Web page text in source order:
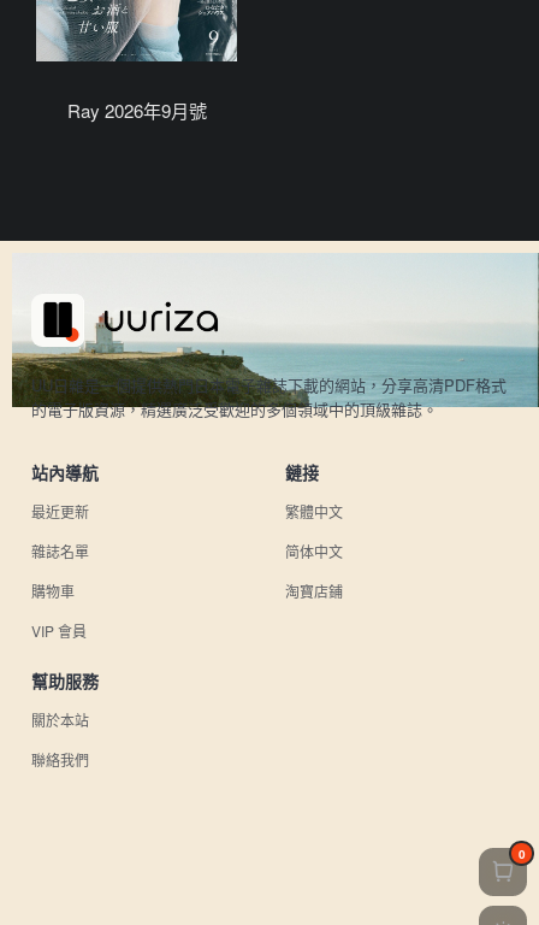
Ray 2026年9月號
UU日雜是一個提供熱門日本電子雜誌下載的網站，分享高清PDF格式
的電子版資源，精選廣泛受歡迎的多個領域中的頂級雜誌。
站內導航
最近更新
雜誌名單
購物車
VIP 會員
鏈接
繁體中文
简体中文
淘寶店鋪
幫助服務
關於本站
聯絡我們
0